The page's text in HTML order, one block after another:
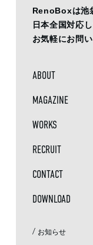
RenoBoxは池
日本全国対応
お気軽にお問
ABOUT
MAGAZINE
WORKS
RECRUIT
CONTACT
DOWNLOAD
/ お知らせ